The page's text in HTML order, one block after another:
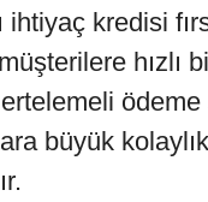
ihtiyaç kredisi
hızlı
büyük kolaylık